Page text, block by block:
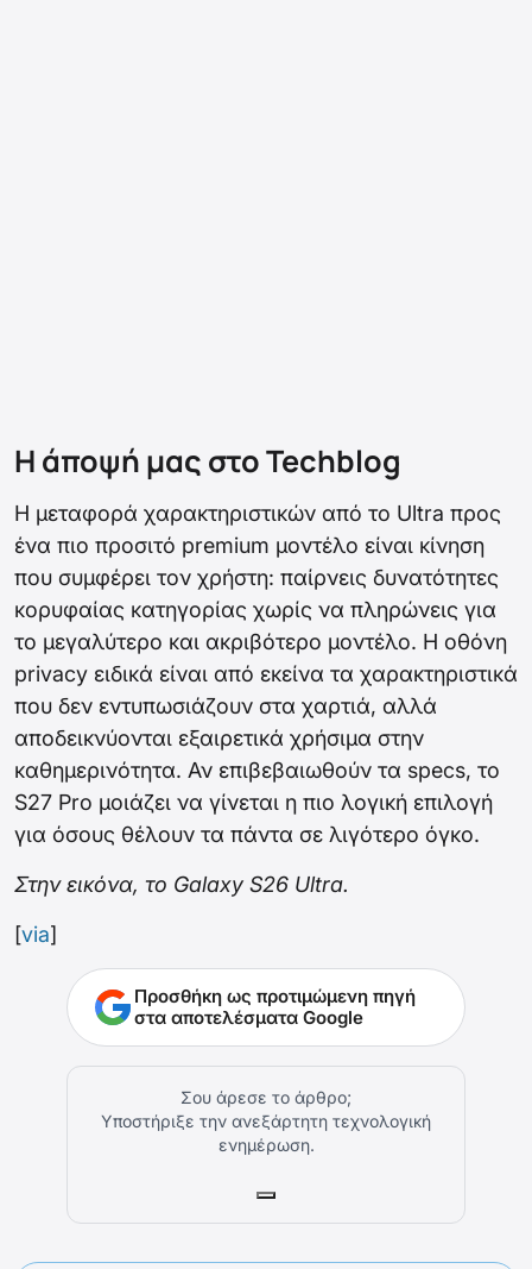
Η άποψή μας στο Techblog
Η μεταφορά χαρακτηριστικών από το Ultra προς
ένα πιο προσιτό premium μοντέλο είναι κίνηση
που συμφέρει τον χρήστη: παίρνεις δυνατότητες
κορυφαίας κατηγορίας χωρίς να πληρώνεις για
το μεγαλύτερο και ακριβότερο μοντέλο. Η οθόνη
privacy ειδικά είναι από εκείνα τα χαρακτηριστικά
που δεν εντυπωσιάζουν στα χαρτιά, αλλά
αποδεικνύονται εξαιρετικά χρήσιμα στην
καθημερινότητα. Αν επιβεβαιωθούν τα specs, το
S27 Pro μοιάζει να γίνεται η πιο λογική επιλογή
για όσους θέλουν τα πάντα σε λιγότερο όγκο.
Στην εικόνα, το Galaxy S26 Ultra.
[via]
Προσθήκη ως προτιμώμενη πηγή
στα αποτελέσματα Google
Σου άρεσε το άρθρο;
Υποστήριξε την ανεξάρτητη τεχνολογική
ενημέρωση.